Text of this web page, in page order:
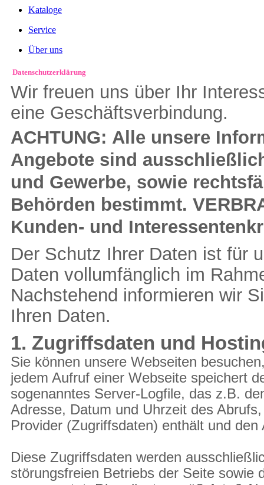
Kataloge
Service
Über uns
Datenschutzerklärung
Wir freuen uns über Ihr
eine Geschäfts­verbindung.
ACHTUNG: Alle unsere
Angebote sind
und Gewerbe, sowie
Behörden bestimmt.
Kunden- und
Der Schutz Ihrer Daten ist für
Daten vollumfänglich im
Nachstehend informieren wir
Ihren Daten.
1. Zugriffsdaten und
Sie können unsere Webseiten
jedem Aufruf einer Webseite speichert
sogenanntes Server-Logfile, das z.B.
Adresse, Datum und Uhrzeit des
Provider (Zugriffsdaten) enthält und
Diese Zugriffsdaten werden
störungsfreien Betriebs der Seite sowie